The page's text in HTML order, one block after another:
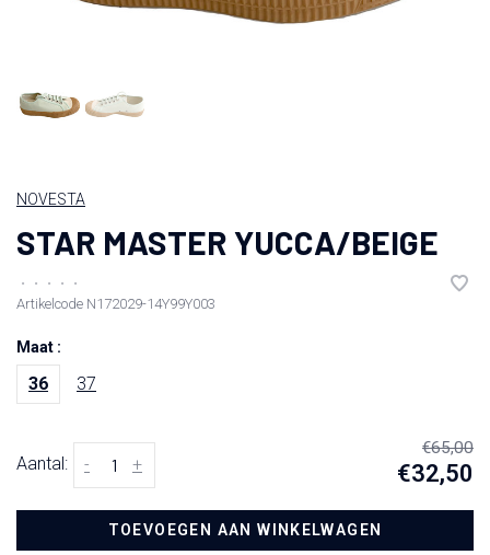
NOVESTA
STAR MASTER YUCCA/BEIGE
• • • •
•
Artikelcode N172029-14Y99Y003
Maat :
36 37
Aantal: +
-
€65,00
€32,50
TOEVOEGEN AAN WINKELWAGEN